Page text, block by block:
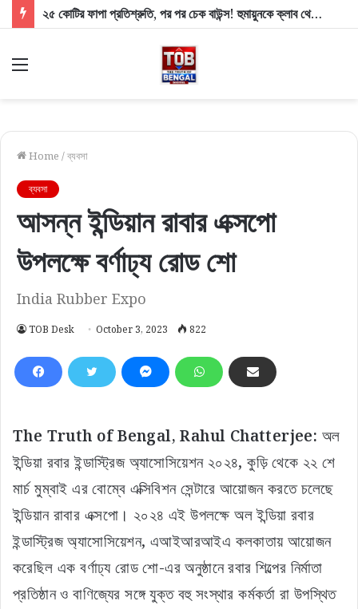
২৫ কোটির ফাপা প্রতিশ্রুতি, পর পর চেক বাউন্স! হুমায়ুনকে ক্লাব থেকে তাড়াল মহামেডান
Menu
Home /ব্যবসা
ব্যবসা
আসন্ন ইন্ডিয়ান রাবার এক্সপো
উপলক্ষে বর্ণাঢ্য রোড শো
India Rubber Expo
TOB Desk October 3, 2023 822
The Truth of Bengal, Rahul Chatterjee: অল
ইন্ডিয়া রবার ইন্ডাস্ট্রিজ অ্যাসোসিয়েশন ২০২৪, কুড়ি থেকে ২২ শে
মার্চ মুম্বাই এর বোম্বে এক্সিবিশন সেন্টারে আয়োজন করতে চলেছে
ইন্ডিয়ান রাবার এক্সপো। ২০২৪ এই উপলক্ষে অল ইন্ডিয়া রবার
ইন্ডাস্ট্রিজ অ্যাসোসিয়েশন, এআইআরআইএ কলকাতায় আয়োজন
করেছিল এক বর্ণাঢ্য রোড শো-এর অনুষ্ঠানে রবার শিল্পের নির্মাতা
প্রতিষ্ঠান ও বাণিজ্যের সঙ্গে যুক্ত বহু সংস্থার কর্মকর্তা রা উপস্থিত